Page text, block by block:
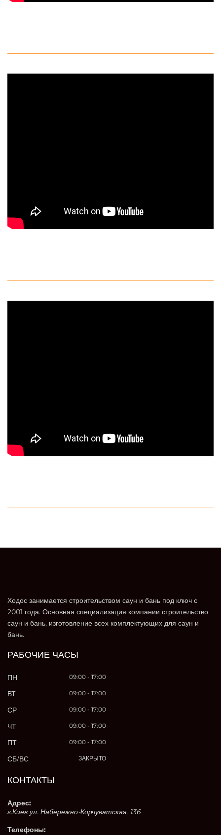
Ходос занимается строительством саун и бань под ключ с
2001 года. Основная специализация компании строительство
саун и бань, изготовление всех комплектующих для саун и
бань.
РАБОЧИЕ ЧАСЫ
ПН 09:00 - 17:00
ВТ 09:00 - 17:00
СР 09:00 - 17:00
ЧТ 09:00 - 17:00
ПТ 09:00 - 17:00
СБ/ВС ЗАКРЫТО
КОНТАКТЫ
Адрес:
г.Киев ул. Набережно-Корчуватская, 136
Телефоны: